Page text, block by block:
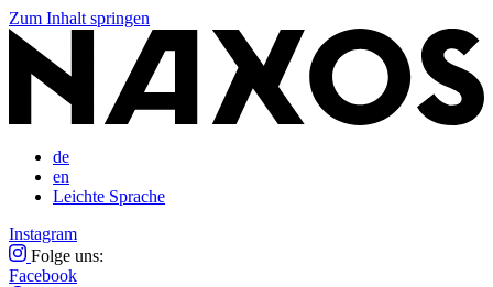
Zum Inhalt springen
de
en
Leichte Sprache
Instagram
Folge uns:
Facebook